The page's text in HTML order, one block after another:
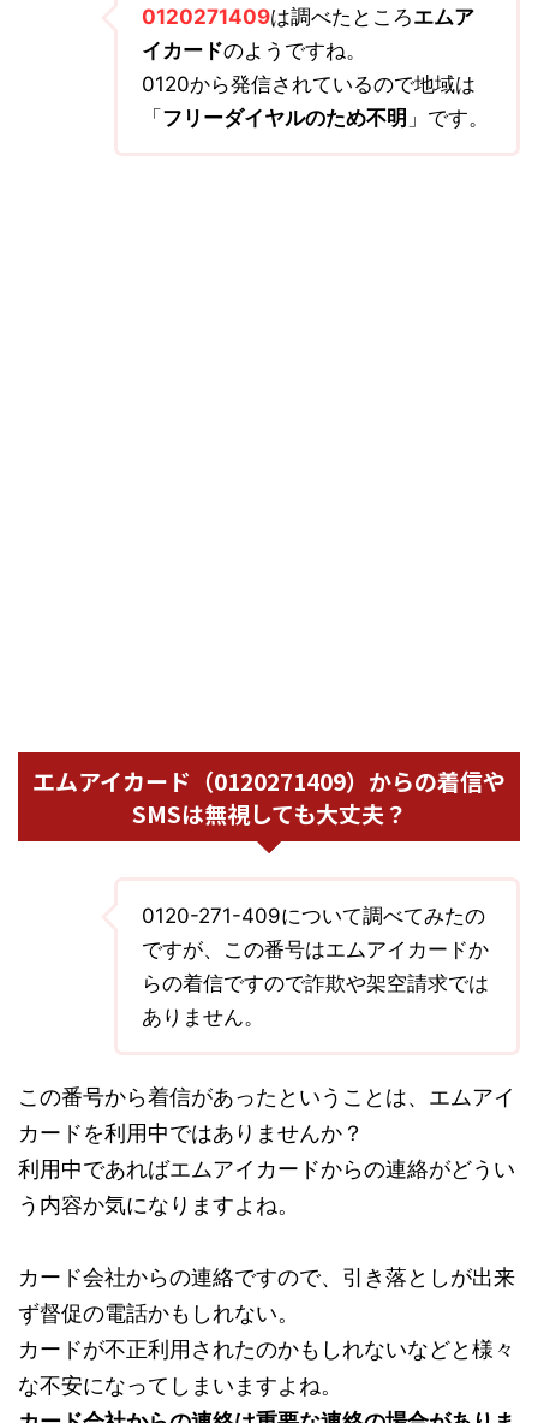
0120271409は調べたところエムア
イカードのようですね。
0120から発信されているので地域は
「 フリーダイヤルのため不明 」です。
エムアイカード（0120271409）からの着信や
SMSは無視しても大丈夫？
0120-271-409について調べてみたの
ですが、この番号はエムアイカードか
らの着信ですので詐欺や架空請求では
ありません。
この番号から着信があったということは、エムアイ
カードを利用中ではありませんか？
利用中であればエムアイカードからの連絡がどうい
う内容か気になりますよね。
カード会社からの連絡ですので、引き落としが出来
ず督促の電話かもしれない。
カードが不正利用されたのかもしれないなどと様々
な不安になってしまいますよね。